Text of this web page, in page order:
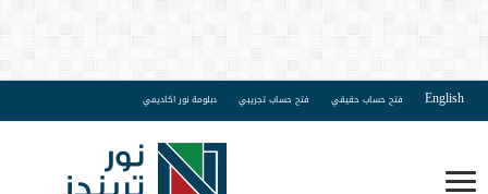
English فتح حساب حقيقي فتح حساب تجريبي دبلومة نور اكاديمي